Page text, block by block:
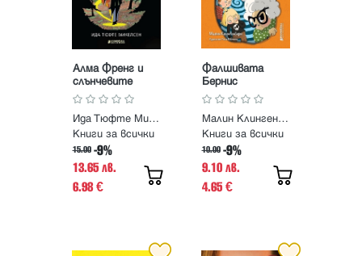
Алма Френг и
слънчевите
пътешественици
Ида Тюфте Микелсен
Книги за всички
15.00 -9%
13.65 лв.
6.98€
Фалшивата
Бернис
Малин Клингенбери
Книги за всички
10.00 -9%
9.10 лв.
4.65 €